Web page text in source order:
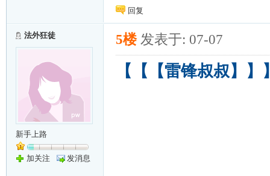
回复
法外狂徒
新手上路
加关注 发消息
5楼 发表于: 07-07
【【【雷锋叔叔】